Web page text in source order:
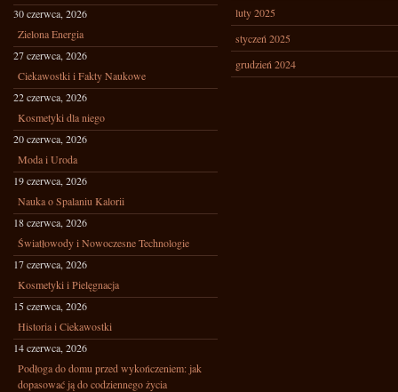
30 czerwca, 2026
Zielona Energia
27 czerwca, 2026
Ciekawostki i Fakty Naukowe
22 czerwca, 2026
Kosmetyki dla niego
20 czerwca, 2026
Moda i Uroda
19 czerwca, 2026
Nauka o Spalaniu Kalorii
18 czerwca, 2026
Światłowody i Nowoczesne Technologie
17 czerwca, 2026
Kosmetyki i Pielęgnacja
15 czerwca, 2026
Historia i Ciekawostki
14 czerwca, 2026
Podłoga do domu przed wykończeniem: jak
dopasować ją do codziennego życia
luty 2025
styczeń 2025
grudzień 2024